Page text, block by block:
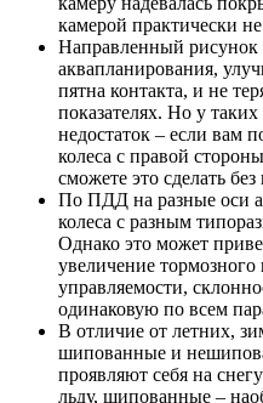
камерой практически
Направленный рисунок
аквапланирования,
пятна контакта, и не
показателях. Но у
недостаток – если вам
колеса с правой
сможете это сделать
По ПДД на разные оси
колеса с разным
Однако это может
увеличение
управляемости,
одинаковую по всем
В отличие от летних,
шипованные и
проявляют себя на
льду, шипованные –